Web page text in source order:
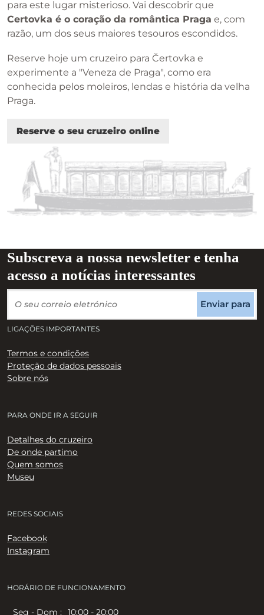
para este lugar misterioso. Vai descobrir que
Certovka é o coração da romântica Praga e, com
razão, um dos seus maiores tesouros escondidos.
Reserve hoje um cruzeiro para Čertovka e
experimente a "Veneza de Praga", como era
conhecida pelos moleiros, lendas e história da velha
Praga.
Reserve o seu cruzeiro online
Subscreva a nossa newsletter e tenha
acesso a notícias interessantes
Enviar para
LIGAÇÕES IMPORTANTES
Termos e condições
Proteção de dados pessoais
Sobre nós
PARA ONDE IR A SEGUIR
Detalhes do cruzeiro
De onde partimo
Quem somos
Museu
REDES SOCIAIS
Facebook
Instagram
HORÁRIO DE FUNCIONAMENTO
Seg - Dom : 10:00 - 20:00